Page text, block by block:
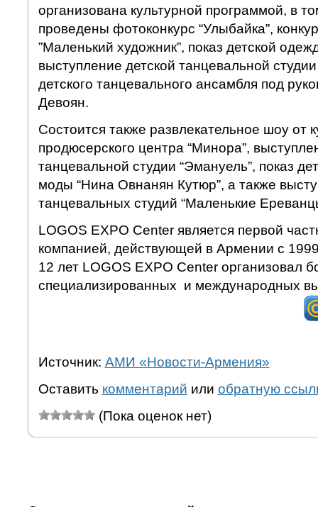
организована культурной программой, в
проведены фотоконкурс “Улыбайка”,
”Маленький художник”, показ детской
выступление детской танцевальной студии
детского танцевального ансамбля под
Девоян.
Состоится также развлекательное шоу от
продюсерского центра “Минора”,
танцевальной студии “Эмануель”, показ
моды “Нина Овнанян Кутюр”, а также
танцевальных студий “Маленькие
LOGOS EXPO Center является первой
компанией, действующей в Армении с
12 лет LOGOS EXPO Center организовал
специализированных и международных
Источник: АМИ «Новости-Армения»
Оставить комментарий или обратную
(Пока оценок нет)